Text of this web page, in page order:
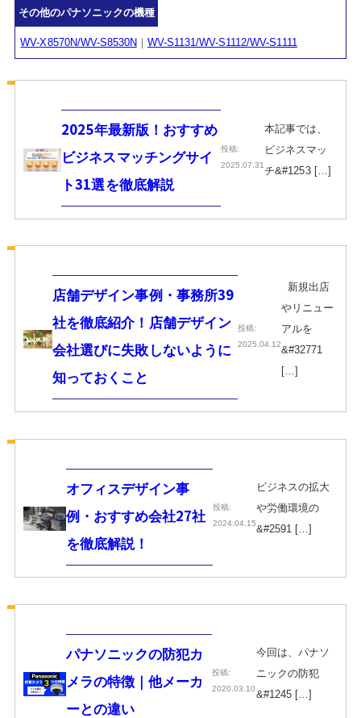
その他のパナソニックの機種
WV-X8570N/WV-S8530N｜ WV-S1131/WV-S1112/WV-S1111
2025年最新版！おすすめ
ビジネスマッチングサイ
ト31選を徹底解説
投稿:
2025.07.31
本記事では、
ビジネスマッ
チ&#1253 […]
店舗デザイン事例・事務所39
社を徹底紹介！店舗デザイン
会社選びに失敗しないように
知っておくこと
投稿:
2025.04.12
新規出店
やリニュー
アルを
&#32771
[…]
オフィスデザイン事
例・おすすめ会社27社
を徹底解説！
投稿:
2024.04.15
ビジネスの拡大
や労働環境の
&#2591 […]
パナソニックの防犯カ
メラの特徴｜他メーカ
ーとの違い
投稿:
2020.03.10
今回は、パナソ
ニックの防犯
&#1245 […]